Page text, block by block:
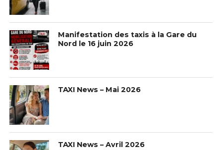
Manifestation des taxis à la Gare du
Nord le 16 juin 2026
TAXI News – Mai 2026
TAXI News – Avril 2026